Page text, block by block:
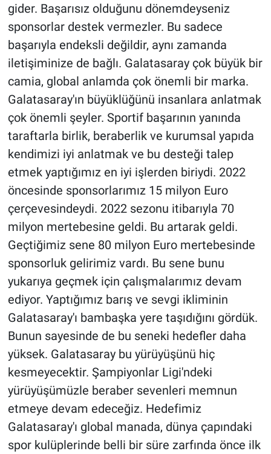
gider. Başarısız olduğunu dönemdeyseniz
sponsorlar destek vermezler. Bu sadece
başarıyla endeksli değildir, aynı zamanda
iletişiminize de bağlı. Galatasaray çok büyük bir
camia, global anlamda çok önemli bir marka.
Galatasaray'ın büyüklüğünü insanlara anlatmak
çok önemli şeyler. Sportif başarının yanında
taraftarla birlik, beraberlik ve kurumsal yapıda
kendimizi iyi anlatmak ve bu desteği talep
etmek yaptığımız en iyi işlerden biriydi. 2022
öncesinde sponsorlarımız 15 milyon Euro
çerçevesindeydi. 2022 sezonu itibarıyla 70
milyon mertebesine geldi. Bu artarak geldi.
Geçtiğimiz sene 80 milyon Euro mertebesinde
sponsorluk gelirimiz vardı. Bu sene bunu
yukarıya geçmek için çalışmalarımız devam
ediyor. Yaptığımız barış ve sevgi ikliminin
Galatasaray'ı bambaşka yere taşıdığını gördük.
Bunun sayesinde de bu seneki hedefler daha
yüksek. Galatasaray bu yürüyüşünü hiç
kesmeyecektir. Şampiyonlar Ligi'ndeki
yürüyüşümüzle beraber sevenleri memnun
etmeye devam edeceğiz. Hedefimiz
Galatasaray'ı global manada, dünya çapındaki
spor kulüplerinde belli bir süre zarfında önce ilk